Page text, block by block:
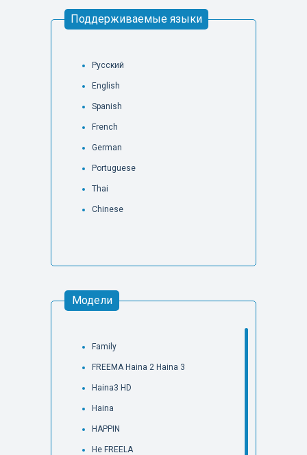
Русский
English
Spanish
French
German
Portuguese
Thai
Chinese
Family
FREEMA Haina 2 Haina 3
Haina3 HD
Haina
HAPPIN
He FREELA
Модели
Поддерживаемые языки